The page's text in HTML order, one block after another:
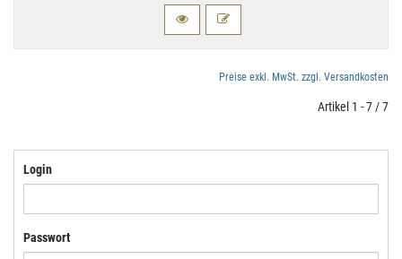
Preise exkl. MwSt. zzgl. Versandkosten
Artikel 1 - 7 / 7
Login
Passwort